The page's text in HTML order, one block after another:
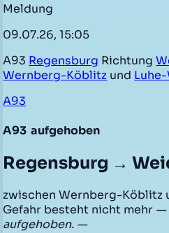
Meldung
09.07.26, 15:05
A93 Regensburg Richtung
Wernberg-Köblitz und
A93
A93 aufgehoben
Regensburg →
zwischen Wernberg-Köblitz
Gefahr besteht nicht mehr —
aufgehoben. —